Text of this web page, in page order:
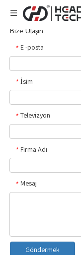
Bize Ulaşın
* E -posta
* İsim
* Televizyon
* Firma Adı
* Mesaj
Göndermek